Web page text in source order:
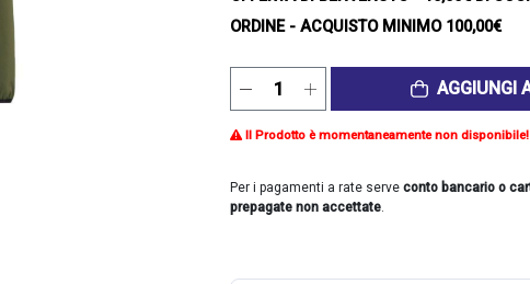
ORDINE - ACQUISTO MINIMO 100,00€
AGGIUNGI
Il Prodotto è momentaneamente non disponibile!
Per i pagamenti a rate serve conto bancario o
prepagate non accettate.